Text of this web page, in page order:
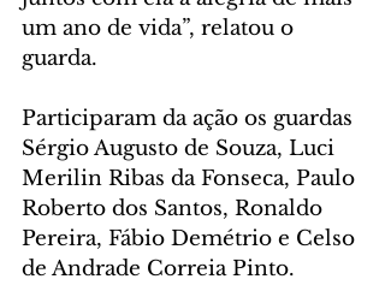
um ano de vida”, relatou o
guarda.
Participaram da ação os guardas
Sérgio Augusto de Souza, Luci
Merilin Ribas da Fonseca, Paulo
Roberto dos Santos, Ronaldo
Pereira, Fábio Demétrio e Celso
de Andrade Correia Pinto.